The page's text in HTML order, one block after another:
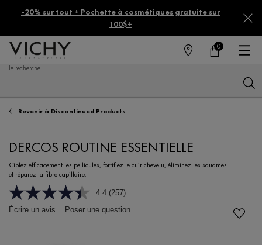
-20% sur tout + Pochette à cosmétiques gratuite sur
100$+
MAGASINSMON
0
0 PRODUCT IN
Je recherche...
Revenir à Discontinued Products
DERCOS ROUTINE ESSENTIELLE
Ciblez efficacement les pellicules, fortifiez le cuir chevelu, éliminez les squames
et réparez la fibre capillaire.
4.4 (257)
Écrire un avis
Poser une question